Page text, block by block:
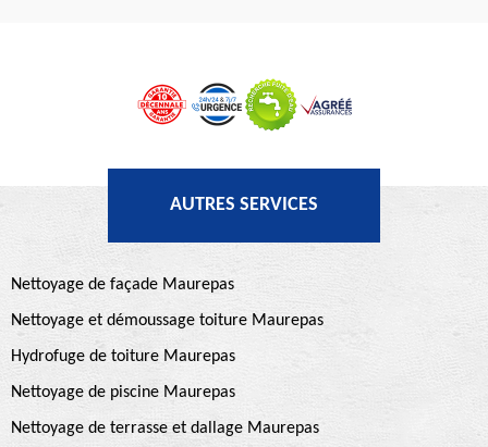
AUTRES SERVICES
Nettoyage de façade Maurepas
Nettoyage et démoussage toiture Maurepas
Hydrofuge de toiture Maurepas
Nettoyage de piscine Maurepas
Nettoyage de terrasse et dallage Maurepas